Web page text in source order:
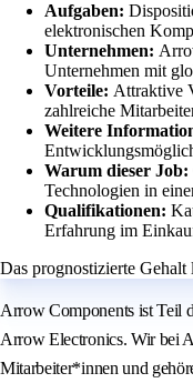
Aufgaben:
elektronischen
Unternehmen:
Unternehmen mit
Vorteile: Attraktive
zahlreiche
Weitere
Warum dieser Job:
Technologien in
Qualifikationen:
Erfahrung im
Das prognostizierte
Arrow Components ist Teil
Arrow Electronics. Wir bei
Mitarbeiter*innen und